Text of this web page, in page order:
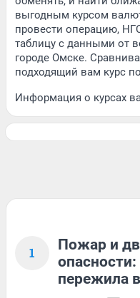
выгодным курсом
провести операцию,
таблицу с данными от
городе Омске.
подходящий вам курс
Информация о курсах
1
Пожар и
пережила